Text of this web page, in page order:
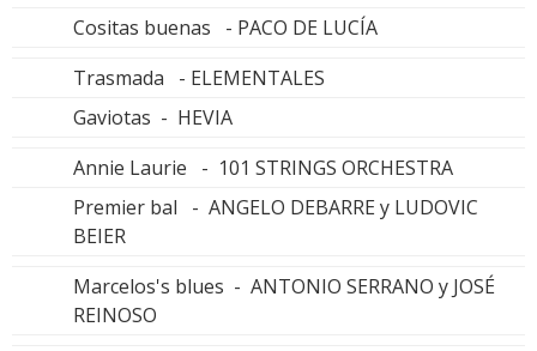
Cositas buenas - PACO DE LUCÍA
Trasmada - ELEMENTALES
Gaviotas - HEVIA
Annie Laurie - 101 STRINGS ORCHESTRA
Premier bal - ANGELO DEBARRE y LUDOVIC
BEIER
Marcelos's blues - ANTONIO SERRANO y JOSÉ
REINOSO